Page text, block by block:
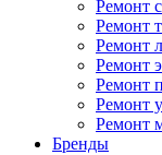
Ремонт
Ремонт
Ремонт
Ремонт
Ремонт
Ремонт
Ремонт
Бренды